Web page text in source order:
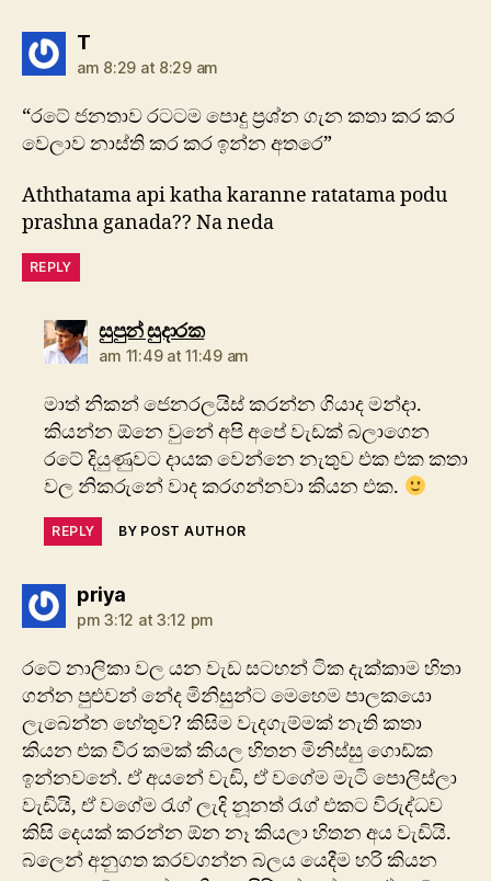
Tsays:
am 8:29 at 8:29 am
“රටේ ජනතාව රටටම පොදු ප්‍රශ්න ගැන කතා කර කර
වෙලාව නාස්ති කර කර ඉන්න අතරෙ”
Aththatama api katha karanne ratatama podu
prashna ganada?? Na neda
REPLY
සුපුන් සුදාරකsays:
am 11:49 at 11:49 am
මාත් නිකන් ජෙනරලයිස් කරන්න ගියාද මන්දා.
කියන්න ඕනෙ වුනේ අපි අපේ වැඩක් බලාගෙන
රටේ දියුණුවට දායක වෙන්නෙ නැතුව එක එක කතා
වල නිකරුනේ වාද කරගන්නවා කියන එක.
REPLY BY POST AUTHOR
priyasays:
pm 3:12 at 3:12 pm
රටේ නාලිකා වල යන වැඩ සටහන් ටික දැක්කාම හිතා
ගන්න පුළුවන් නේද මිනිසුන්ට මෙහෙම පාලකයො
ලැබෙන්න හේතුව? කිසිම වැදගැම්මක් නැති කතා
කියන එක වීර කමක් කියල හිතන මිනිස්සු ගොඩ්ක
ඉන්නවනේ. ඒ අයනේ වැඩි, ඒ වගේම මැටි පොලිස්ලා
වැඩියි, ඒ වගේම රැග් ලැදි නූනත් රැග් එකට විරුද්ධව
කිසි දෙයක් කරන්න ඕන නෑ කියලා හිතන අය වැඩියි.
බලෙන් අනුගත කරවගන්න බලය යෙදීම හරි කියන